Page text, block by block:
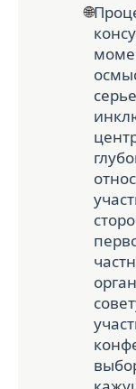
🌐